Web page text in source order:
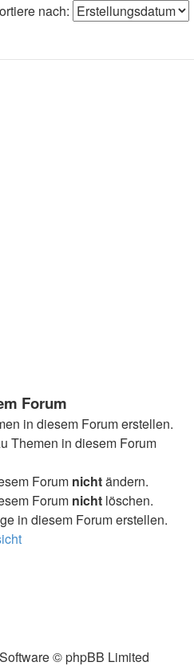
nach:
Forum
in diesem Forum erstellen.
Themen in diesem Forum
Forum nichtändern.
Forum nicht löschen.
in diesem Forum erstellen.
© phpBB Limited